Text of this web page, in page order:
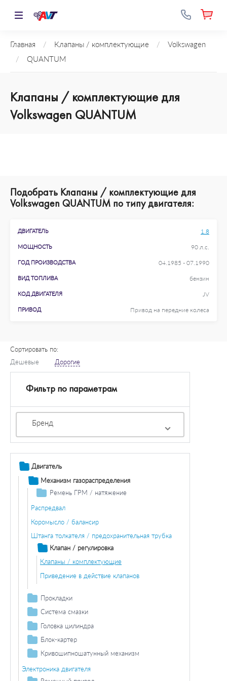
Главная / Клапаны / комплектующие /
Volkswagen
/
QUANTUM
Клапаны / комплектующие для
Volkswagen QUANTUM
Подобрать Клапаны / комплектующие для
Volkswagen QUANTUM по типу двигателя:
ДВИГАТЕЛЬ 1.8
МОЩНОСТЬ 90 л.с.
ГОД ПРОИЗВОДСТВА 04.1985 - 07.1990
ВИД ТОПЛИВА бензин
КОД ДВИГАТЕЛЯ JV
ПРИВОД Привод на передние колеса
Сортировать по:
Дешевые
Дорогие
Фильтр по параметрам
Бренд
Двигатель
Механизм газораспределения
Ремень ГРМ / натяжение
Ремень ГРМ
Комплект ремней ГРМ
Распредвал
Коромысло / балансир
Штанга толкателя / предохранительная трубка
Клапан / регулировка
Клапаны / комплектующие
Приведение в действие клапанов
Прокладки
Прокладка головки блока цилиндров
Прокладка крышки клапана
Прокладка стерженя
Прокладка масляного поддона
Герметизация охлаждающей жидкости
Система смазки
Масляный поддон / комплектующие
Прокладка
Винт сливного отверстия
Датчик давления масла
Головка цилиндра
Крышка головки цилиндра / прокладка
Направляющая клапана / прокладка / регулировка
Болт ГБЦ
Блок-картер
Блок-картер
Промежуточный / балансирный вал
Кривошипношатунный механизм
Вкладыш подшипника коленвала
Электроника двигателя